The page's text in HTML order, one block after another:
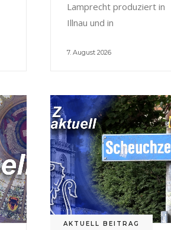
Lamprecht produziert in
Illnau und in
7. August 2026
AKTUELL BEITRAG